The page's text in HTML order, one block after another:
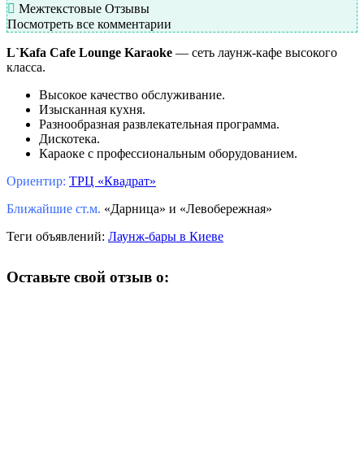
Межтекстовые Отзывы
Посмотреть все комментарии
L`Kafa Cafe Lounge Karaoke — сеть лаунж-кафе высокого
класса.
Высокое качество обслуживание.
Изысканная кухня.
Разнообразная развлекательная программа.
Дискотека.
Караоке с профессиональным оборудованием.
Ориентир: ТРЦ «Квадрат»
Ближайшие ст.м. «Дарница» и «Левобережная»
Теги объявлений: Лаунж-бары в Киеве
Оставьте свой отзыв о: